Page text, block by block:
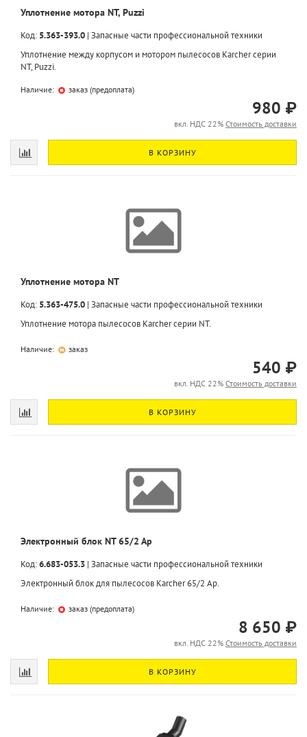
Уплотнение мотора NT, Puzzi
Код: 5.363-393.0 | Запасные части профессиональной техники
Уплотнение между корпусом и мотором пылесосов Karcher серии
NT, Puzzi.
Наличие: заказ (предоплата)
980 ₽
вкл. НДС 22% Стоимость доставки
В КОРЗИНУ
Уплотнение мотора NT
Код: 5.363-475.0 | Запасные части профессиональной техники
Уплотнение мотора пылесосов Karcher серии NT.
Наличие: заказ
540 ₽
вкл. НДС 22% Стоимость доставки
В КОРЗИНУ
Электронный блок NT 65/2 Ap
Код:6.683-053.3 | Запасные части профессиональной техники
Электронный блок для пылесосов Karcher 65/2 Ap.
Наличие: заказ (предоплата)
8 650 ₽
вкл. НДС 22% Стоимость доставки
В КОРЗИНУ